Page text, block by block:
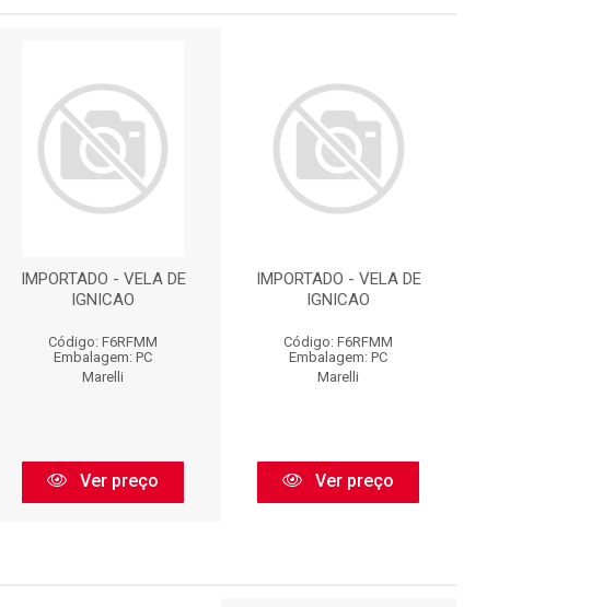
IMPORTADO - VELA DE
IGNICAO
Código: F6RFMM
Embalagem: PC
Marelli
Ver preço
IMPORTADO - VELA DE
IGNICAO
Código: F6RFMM
Embalagem: PC
Marelli
Ver preço